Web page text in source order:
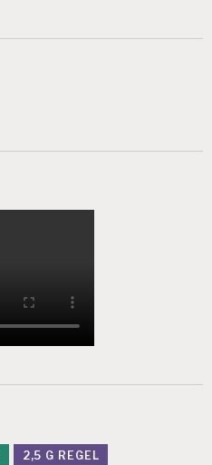
2,5 G REGEL